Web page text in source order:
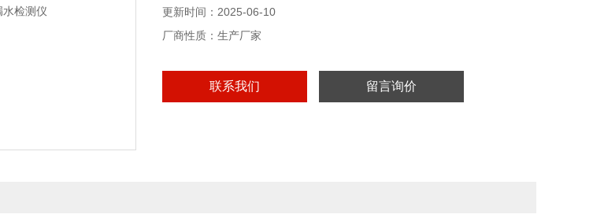
更新时间：2025-06-10
厂商性质：生产厂家
联系我们 留言询价